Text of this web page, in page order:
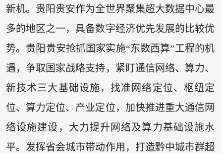
新机。贵阳贵安作为全世界聚集超大数据中心最
多的地区之一，具备数字经济优先发展的比较优
势。贵阳贵安抢抓国家实施“东数西算”工程的机
遇，争取国家战略支持，紧盯通信网络、算力、
新技术三大基础设施，找准网络定位、枢纽定
位、算力定位、产业定位，加快推进重大通信网
络设施建设，大力提升网络及算力基础设施水
平。发挥省会城市带动作用，打造黔中城市群超